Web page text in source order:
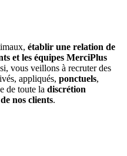
établir une relation de
et les équipes MerciPlus
vous veillons à recruter des
appliqués, ponctuels,
de toute la discrétion
nos clients.